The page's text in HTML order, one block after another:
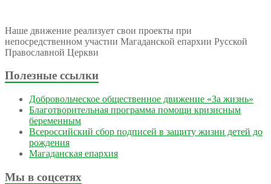
Наше движение реализует свои проекты при
непосредственном участии Магаданской епархии Русской
Православной Церкви
Полезные ссылки
Добровольческое общественное движение «За жизнь»
Благотворительная программа помощи кризисным
беременным
Всероссийский сбор подписей в защиту жизни детей до
рождения
Магаданская епархия
Мы в соцсетях